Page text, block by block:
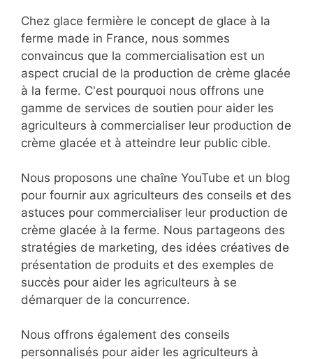
Chez glace fermière le concept de glace à la
ferme made in France, nous sommes
convaincus que la commercialisation est un
aspect crucial de la production de crème glacée
à la ferme. C'est pourquoi nous offrons une
gamme de services de soutien pour aider les
agriculteurs à commercialiser leur production de
crème glacée et à atteindre leur public cible.
Nous proposons une chaîne YouTube et un blog
pour fournir aux agriculteurs des conseils et des
astuces pour commercialiser leur production de
crème glacée à la ferme. Nous partageons des
stratégies de marketing, des idées créatives de
présentation de produits et des exemples de
succès pour aider les agriculteurs à se
démarquer de la concurrence.
Nous offrons également des conseils
personnalisés pour aider les agriculteurs à